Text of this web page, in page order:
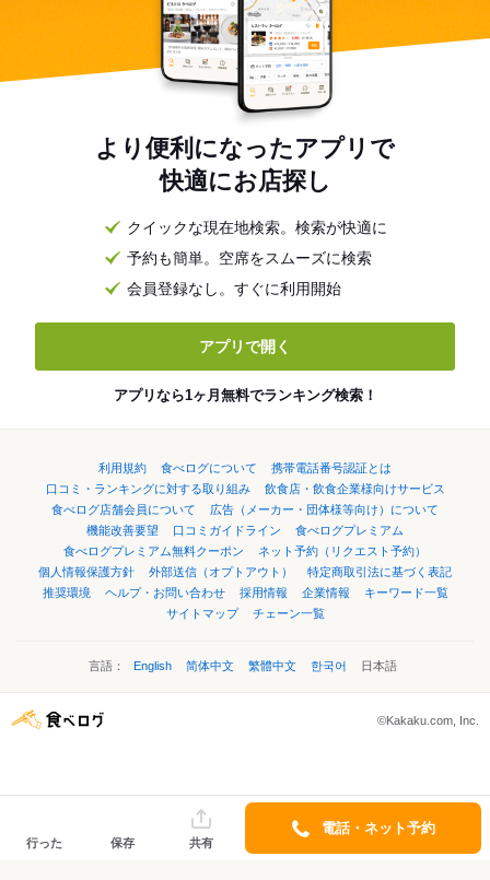
より便利になったアプリで
快適にお店探し
クイックな現在地検索。検索が快適に
予約も簡単。空席をスムーズに検索
会員登録なし。すぐに利用開始
アプリで開く
アプリなら1ヶ月無料でランキング検索！
利用規約 食べログについて
携帯電話番号認証とは
口コミ・ランキングに対する取り組み
飲食店・飲食企業様向けサービス
食べログ店舗会員について
広告（メーカー・団体様等向け）について
機能改善要望
口コミガイドライン
食べログプレミアム
食べログプレミアム無料クーポン
ネット予約（リクエスト予約）
個人情報保護方針
外部送信（オプトアウト）
特定商取引法に基づく表記
推奨環境
ヘルプ・お問い合わせ 採用情報 企業情報
キーワード一覧
サイトマップ
チェーン一覧
言語： English 简体中文 繁體中文 한국어 日本語
©Kakaku.com, Inc.
行った 保存 共有
電話・ネット予約